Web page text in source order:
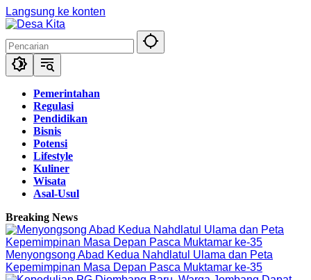
Langsung ke konten
Pemerintahan
Regulasi
Pendidikan
Bisnis
Potensi
Lifestyle
Kuliner
Wisata
Asal-Usul
Breaking News
Menyongsong Abad Kedua Nahdlatul Ulama dan Peta
Kepemimpinan Masa Depan Pasca Muktamar ke-35